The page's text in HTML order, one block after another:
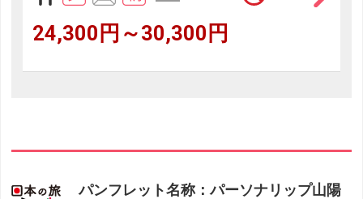
24,300円～30,300円
パンフレット名称：パーソナリップ山陽